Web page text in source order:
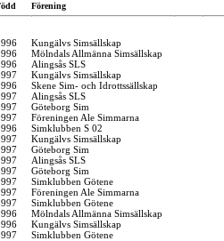
Förening
Kungälvs Simsällskap
Mölndals Allmänna Simsällskap
Alingsås SLS
Kungälvs Simsällskap
Skene Sim- och Idrottssällskap
Alingsås SLS
Göteborg Sim
Föreningen Ale Simmarna
Simklubben S 02
Kungälvs Simsällskap
Göteborg Sim
Alingsås SLS
Göteborg Sim
Simklubben Götene
Föreningen Ale Simmarna
Simklubben Götene
Mölndals Allmänna Simsällskap
Kungälvs Simsällskap
Simklubben Götene